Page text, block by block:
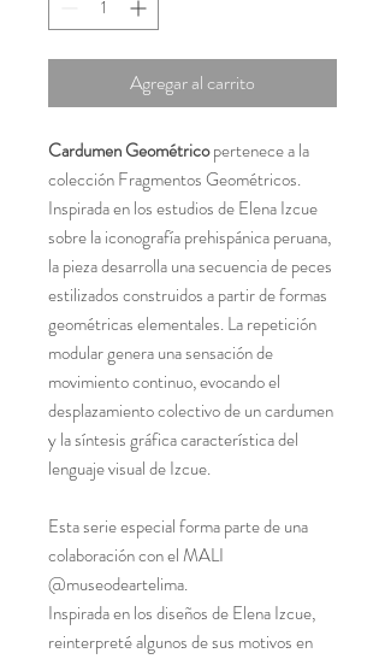
Agregar al carrito
Cardumen Geométricopertenece a la
colección Fragmentos Geométricos.
Inspirada en los estudios de Elena Izcue
sobre la iconografía prehispánica peruana,
la pieza desarrolla una secuencia de peces
estilizados construidos a partir de formas
geométricas elementales. La repetición
modular genera una sensación de
movimiento continuo, evocando el
desplazamiento colectivo de un cardumen
y la síntesis gráfica característica del
lenguaje visual de Izcue.
Esta serie especial forma parte de una
colaboración con el MALI
@museodeartelima.
Inspirada en los diseños de Elena Izcue,
reinterpreté algunos de sus motivos en